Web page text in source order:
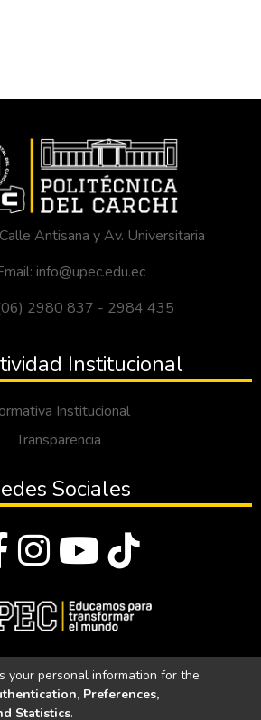
Antisana y Av. Universitaria
info@upec.edu.ec
2980 837 - 2984 435
Institucional
Institucional
Transparencia
Sociales
Estatal del Carchi
your personal information for the
Preferences,
Statistics.